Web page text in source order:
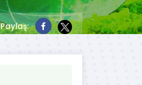
Paylaş: